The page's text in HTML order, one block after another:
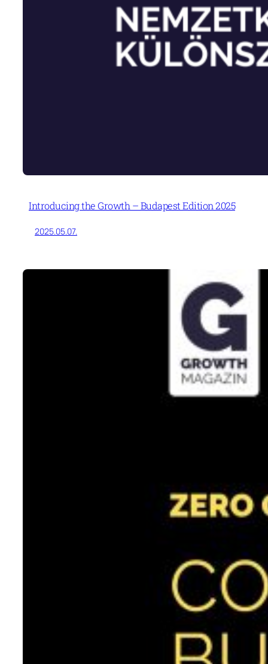
Introducing the Growth – Budapest Edition 2025
2025.05.07.